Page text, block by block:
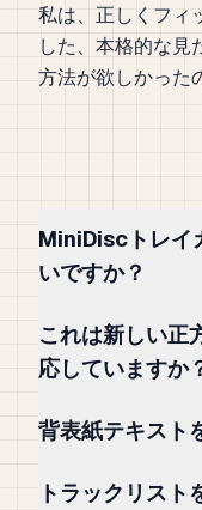
私は、正しくフィ
した、本格的な見
方法が欲しかった
MiniDiscトレイ
いですか？
これは新しい正
応していますか
背表紙テキスト
トラックリスト